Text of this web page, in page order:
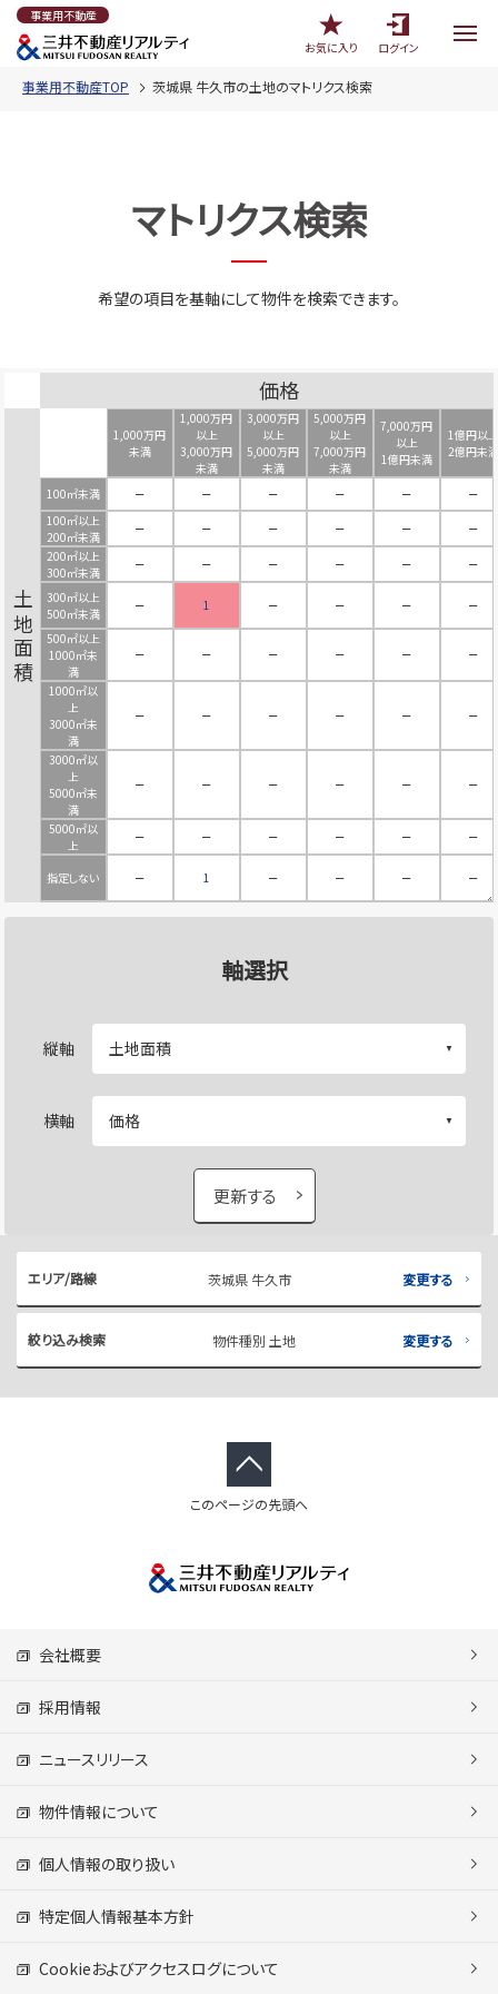
事業用不動産
お気に入り
ログイン
事業用不動産TOP 茨城県 牛久市の土地のマトリクス検索
マトリクス検索
希望の項目を基軸にして物件を検索できます。
価格
土地面積
1,000万円
未満
1,000万円
以上
3,000万円
未満
3,000万円
以上
5,000万円
未満
5,000万円
以上
7,000万円
未満
7,000万円
以上
1億円未満
1億円以上
2億円未満
100㎡未満 － － － － －
－
100㎡以上
200㎡未満
－ － － － －
－
200㎡以上
300㎡未満
－ － － － －
－
300㎡以上
500㎡未満
－ 1 － － －
－
500㎡以上
1000㎡未
満
－ － － － － －
1000㎡以
上
3000㎡未
満
－ － － － － －
3000㎡以
上
5000㎡未
満
－ － － － － －
5000㎡以
上
－ － － － － －
指定しない － 1 － － － －
軸選択
縦軸
横軸
更新する
エリア/路線 茨城県 牛久市 変更する
絞り込み検索 物件種別 土地 変更する
このページの先頭へ
会社概要
採用情報
ニュースリリース
物件情報について
個人情報の取り扱い
特定個人情報基本方針
Cookieおよびアクセスログについて